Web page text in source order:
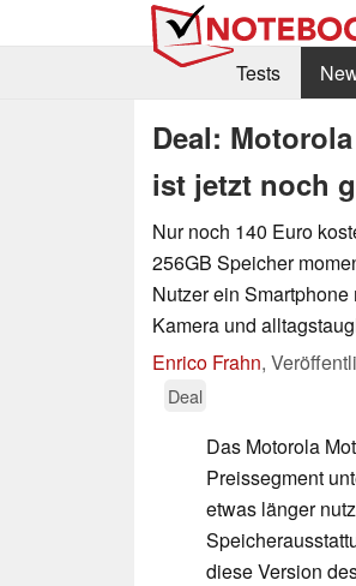
Tests
Deal:
ist jetzt noch
Nur noch 140 Euro
256GB Speicher
Nutzer ein
Kamera und
Enrico Frahn,
Deal
Das Motorola
Preissegment
etwas länger
diese Version